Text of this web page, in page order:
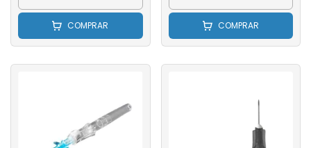
COMPRAR COMPRAR